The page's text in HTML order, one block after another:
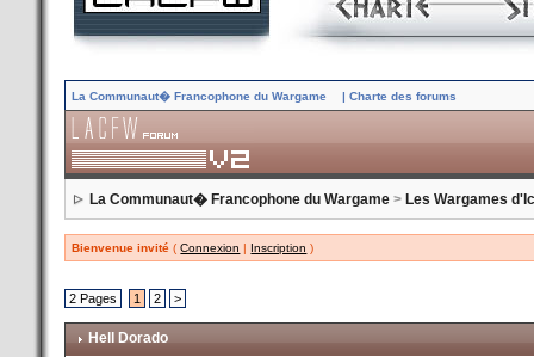
La Communaut� Francophone du Wargame | Charte des forums
La Communaut� Francophone du Wargame > Les Wargames
Bienvenue invité (Connexion | Inscription )
2 Pages 1 2 >
Hell Dorado